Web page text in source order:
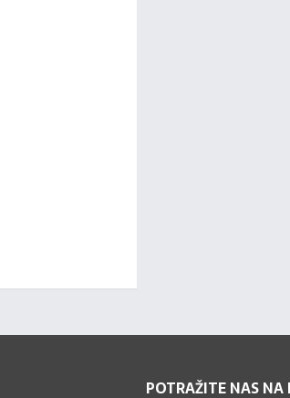
POTRAŽITE NAS NA